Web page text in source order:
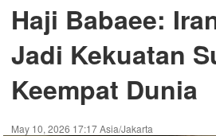
Haji Babaee:
Jadi Kekuatan
Keempat Dunia
May 10, 2026 17:17 Asia/Jakarta